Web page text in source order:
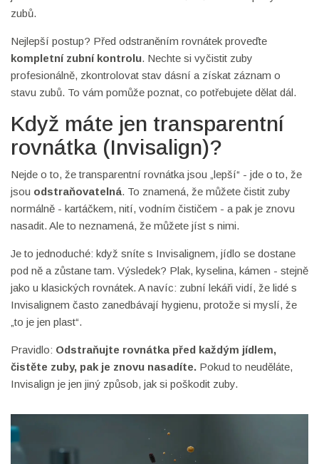
zubů.
Nejlepší postup? Před odstraněním rovnátek proveďte
kompletní zubní kontrolu. Nechte si vyčistit zuby
profesionálně, zkontrolovat stav dásní a získat záznam o
stavu zubů. To vám pomůže poznat, co potřebujete dělat dál.
Když máte jen transparentní
rovnátka (Invisalign)?
Nejde o to, že transparentní rovnátka jsou „lepší“ - jde o to, že
jsou odstraňovatelná. To znamená, že můžete čistit zuby
normálně - kartáčkem, nití, vodním čističem - a pak je znovu
nasadit. Ale to neznamená, že můžete jíst s nimi.
Je to jednoduché: když sníte s Invisalignem, jídlo se dostane
pod ně a zůstane tam. Výsledek? Plak, kyselina, kámen - stejně
jako u klasických rovnátek. A navíc: zubní lekáři vidí, že lidé s
Invisalignem často zanedbávají hygienu, protože si myslí, že
„to je jen plast“.
Pravidlo: Odstraňujte rovnátka před každým jídlem,
čistěte zuby, pak je znovu nasadíte. Pokud to neuděláte,
Invisalign je jen jiný způsob, jak si poškodit zuby.